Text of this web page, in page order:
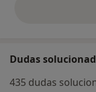
Dudas
435 dudas